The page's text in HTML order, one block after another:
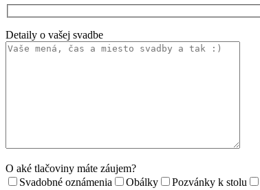
Detaily o vašej svadbe
O aké tlačoviny máte záujem?
Svadobné oznámenia
Obálky Pozvánky k stolu